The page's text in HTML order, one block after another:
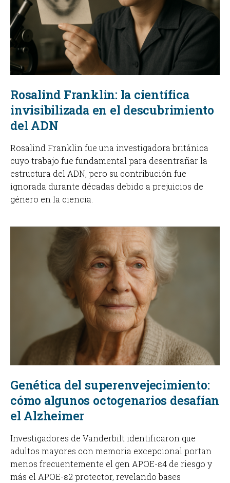
Rosalind Franklin: la científica
invisibilizada en el descubrimiento
del ADN
Rosalind Franklin fue una investigadora británica
cuyo trabajo fue fundamental para desentrañar la
estructura del ADN, pero su contribución fue
ignorada durante décadas debido a prejuicios de
género en la ciencia.
Genética del superenvejecimiento:
cómo algunos octogenarios desafían
el Alzheimer
Investigadores de Vanderbilt identificaron que
adultos mayores con memoria excepcional portan
menos frecuentemente el gen APOE-ε4 de riesgo y
más el APOE-ε2 protector, revelando bases